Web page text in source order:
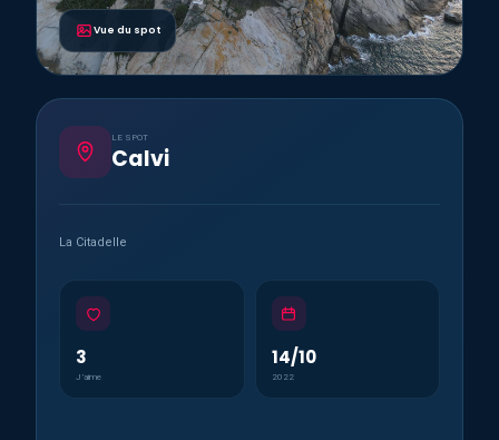
Vue du spot
LE SPOT
Calvi
La Citadelle
3
J’aime
14/10
2022